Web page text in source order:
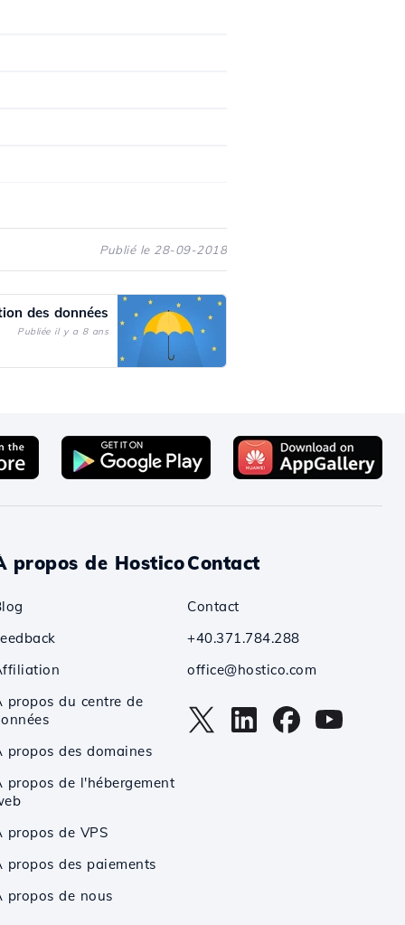
Publié le 28-09-2018
des données
Publiée il y a 8 ans
propos de Hostico
propos du centre de
propos des domaines
propos de l'hébergement
propos de VPS
propos des paiements
propos de nous
Contact
Contact
+40.371.784.288
office@hostico.com